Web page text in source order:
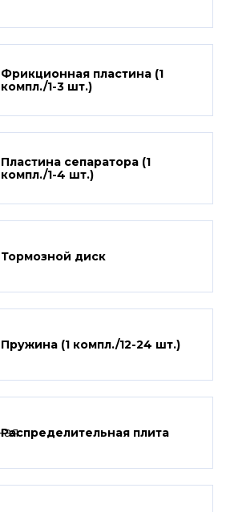
Фрикционная пластина (1
компл./1-3 шт.)
Пластина сепаратора (1
компл./1-4 шт.)
Тормозной диск
Пружина (1 компл./12-24 шт.)
Распределительная плита